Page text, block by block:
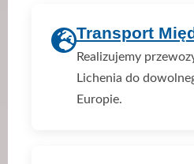
Transport
Realizujemy
Lichenia do
Europie.